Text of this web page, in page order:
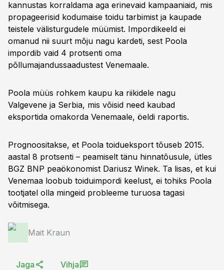
kannustas korraldama aga erinevaid kampaaniaid, mis
propageerisid kodumaise toidu tarbimist ja kaupade
teistele välisturgudele müümist. Impordikeeld ei
omanud nii suurt mõju nagu kardeti, sest Poola
impordib vaid 4 protsenti oma
põllumajandussaadustest Venemaale.
Poola müüs rohkem kaupu ka riikidele nagu
Valgevene ja Serbia, mis võisid need kaubad
eksportida omakorda Venemaale, öeldi raportis.
Prognoositakse, et Poola toidueksport tõuseb 2015.
aastal 8 protsenti – peamiselt tänu hinnatõusule, ütles
BGZ BNP peaökonomist Dariusz Winek. Ta lisas, et kui
Venemaa loobub toiduimpordi keelust, ei tohiks Poola
tootjatel olla mingeid probleeme turuosa tagasi
võitmisega.
Mait Kraun
Jaga Vihja